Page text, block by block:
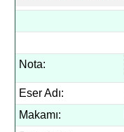
Nota:
Eser Adı:
Makamı: